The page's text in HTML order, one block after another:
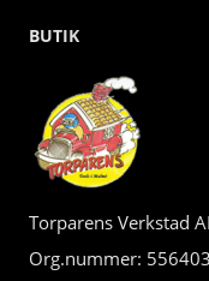
BUTIK
Torparens Verkstad
Org.nummer: